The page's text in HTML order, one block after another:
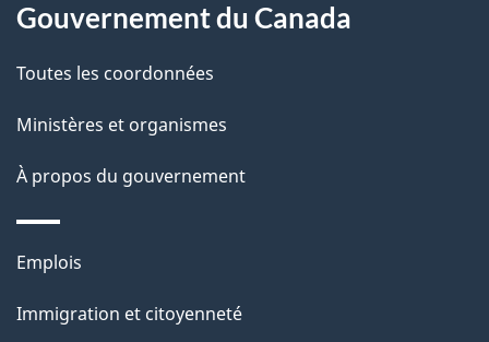
a
g
e
a
c
i
o
s
u
r
Gouvernement du Canada
Toutes les coordonnées
Ministères et organismes
À propos du gouvernement
Thèmes
sujets
Emplois
Immigration et citoyenneté